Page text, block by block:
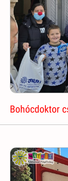
Bohócdoktor